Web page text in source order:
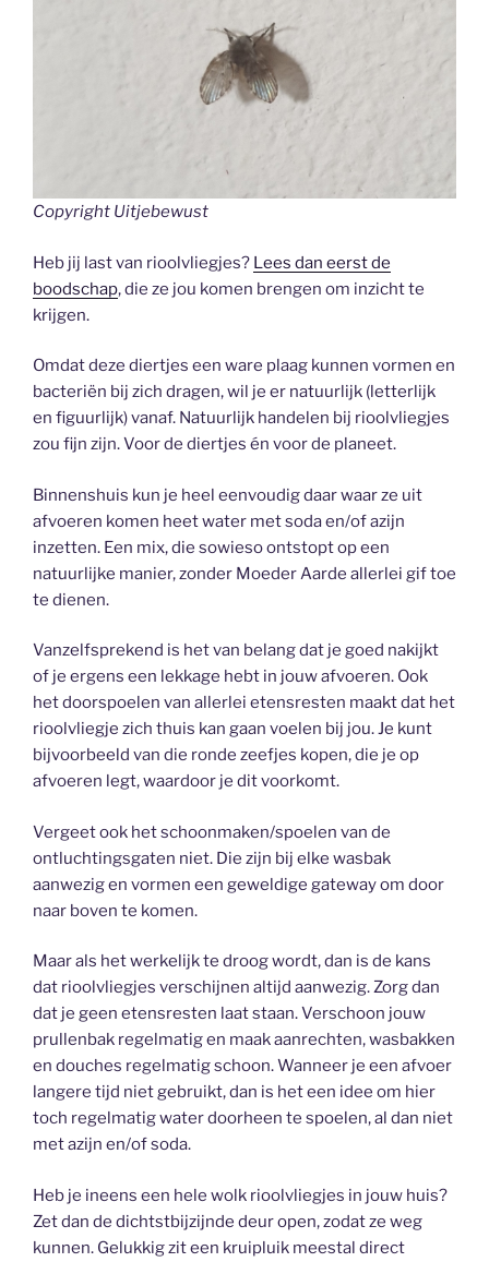
Copyright Uitjebewust
Heb jij last van rioolvliegjes? Lees dan eerst de
boodschap, die ze jou komen brengen om inzicht te
krijgen.
Omdat deze diertjes een ware plaag kunnen vormen en
bacteriën bij zich dragen, wil je er natuurlijk (letterlijk
en figuurlijk) vanaf. Natuurlijk handelen bij rioolvliegjes
zou fijn zijn. Voor de diertjes én voor de planeet.
Binnenshuis kun je heel eenvoudig daar waar ze uit
afvoeren komen heet water met soda en/of azijn
inzetten. Een mix, die sowieso ontstopt op een
natuurlijke manier, zonder Moeder Aarde allerlei gif toe
te dienen.
Vanzelfsprekend is het van belang dat je goed nakijkt
of je ergens een lekkage hebt in jouw afvoeren. Ook
het doorspoelen van allerlei etensresten maakt dat het
rioolvliegje zich thuis kan gaan voelen bij jou. Je kunt
bijvoorbeeld van die ronde zeefjes kopen, die je op
afvoeren legt, waardoor je dit voorkomt.
Vergeet ook het schoonmaken/spoelen van de
ontluchtingsgaten niet. Die zijn bij elke wasbak
aanwezig en vormen een geweldige gateway om door
naar boven te komen.
Maar als het werkelijk te droog wordt, dan is de kans
dat rioolvliegjes verschijnen altijd aanwezig. Zorg dan
dat je geen etensresten laat staan. Verschoon jouw
prullenbak regelmatig en maak aanrechten, wasbakken
en douches regelmatig schoon. Wanneer je een afvoer
langere tijd niet gebruikt, dan is het een idee om hier
toch regelmatig water doorheen te spoelen, al dan niet
met azijn en/of soda.
Heb je ineens een hele wolk rioolvliegjes in jouw huis?
Zet dan de dichtstbijzijnde deur open, zodat ze weg
kunnen. Gelukkig zit een kruipluik meestal direct